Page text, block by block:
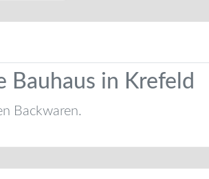
Bauhaus in Krefeld
Backwaren.